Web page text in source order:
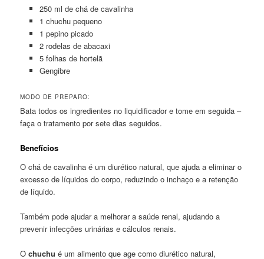
250 ml de chá de cavalinha
1 chuchu pequeno
1 pepino picado
2 rodelas de abacaxi
5 folhas de hortelã
Gengibre
MODO DE PREPARO:
Bata todos os ingredientes no liquidificador e tome em seguida –
faça o tratamento por sete dias seguidos.
Benefícios
O chá de cavalinha é um diurético natural, que ajuda a eliminar o
excesso de líquidos do corpo, reduzindo o inchaço e a retenção
de líquido.
Também pode ajudar a melhorar a saúde renal, ajudando a
prevenir infecções urinárias e cálculos renais.
Ochuchu é um alimento que age como diurético natural,